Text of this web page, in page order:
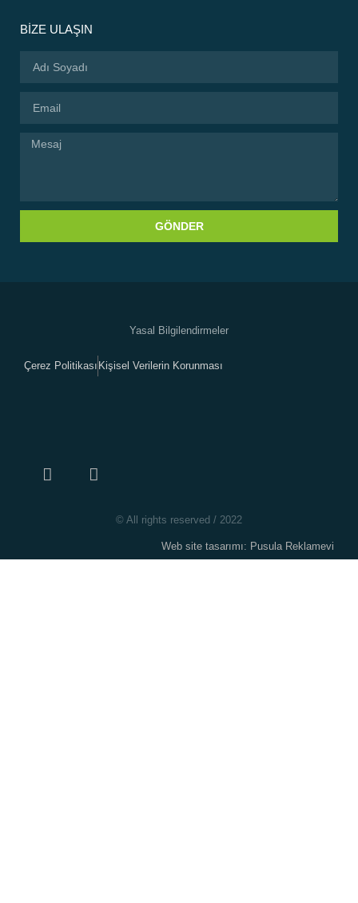
BİZE ULAŞIN
GÖNDER
Yasal Bilgilendirmeler
Çerez Politikası Kişisel Verilerin Korunması
© All rights reserved / 2022
Web site tasarımı: Pusula Reklamevi